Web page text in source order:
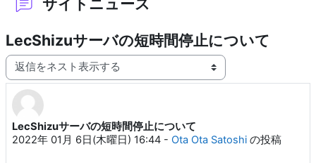
LecShizuサーバの短時間停止について
表示モード
LecShizuサーバの短時間停止について
2022年 01月 6日(木曜日) 16:44 - Ota Ota Satoshi の投稿
返信数: 0